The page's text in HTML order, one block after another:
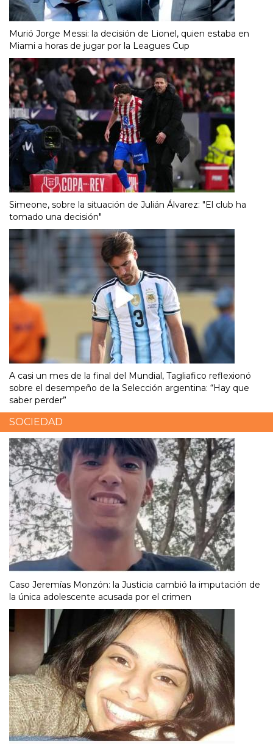
Murió Jorge Messi: la decisión de Lionel, quien estaba en
Miami a horas de jugar por la Leagues Cup
Simeone, sobre la situación de Julián Álvarez: "El club ha
tomado una decisión"
A casi un mes de la final del Mundial, Tagliafico reflexionó
sobre el desempeño de la Selección argentina: “Hay que
saber perder”
SOCIEDAD
Caso Jeremías Monzón: la Justicia cambió la imputación de
la única adolescente acusada por el crimen